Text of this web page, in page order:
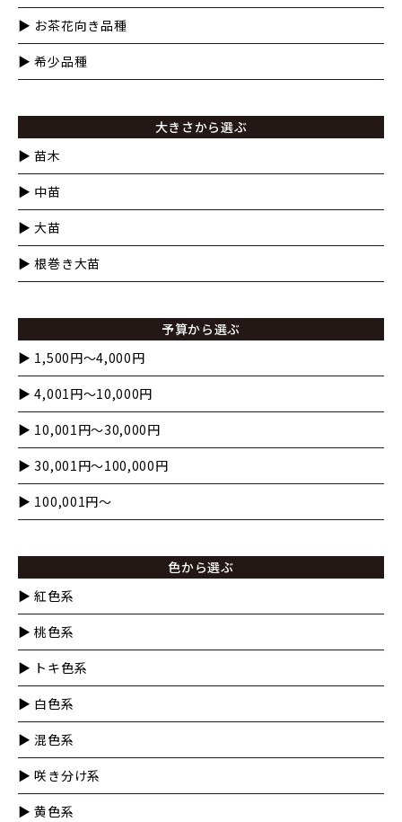
▶︎ お茶花向き品種
▶︎ 希少品種
大きさから選ぶ
▶︎ 苗木
▶︎ 中苗
▶︎ 大苗
▶︎ 根巻き大苗
予算から選ぶ
▶︎ 1,500円〜4,000円
▶︎ 4,001円〜10,000円
▶︎ 10,001円〜30,000円
▶︎ 30,001円〜100,000円
▶︎ 100,001円〜
色から選ぶ
▶︎ 紅色系
▶︎ 桃色系
▶︎ トキ色系
▶︎ 白色系
▶︎ 混色系
▶︎ 咲き分け系
▶︎ 黄色系